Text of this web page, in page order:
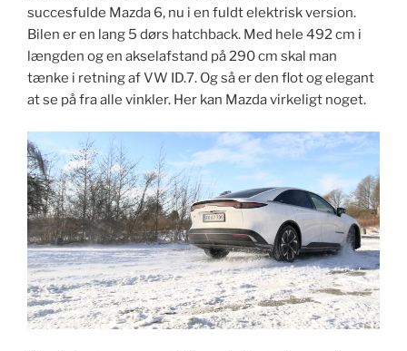
succesfulde Mazda 6, nu i en fuldt elektrisk version.
Bilen er en lang 5 dørs hatchback. Med hele 492 cm i
længden og en akselafstand på 290 cm skal man
tænke i retning af VW ID.7. Og så er den flot og elegant
at se på fra alle vinkler. Her kan Mazda virkeligt noget.